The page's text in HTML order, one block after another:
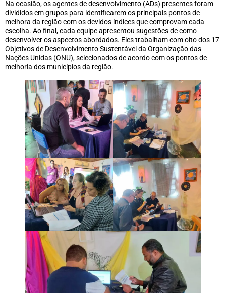
Na ocasião, os agentes de desenvolvimento (ADs) presentes foram
divididos em grupos para identificarem os principais pontos de
melhora da região com os devidos índices que comprovam cada
escolha. Ao final, cada equipe apresentou sugestões de como
desenvolver os aspectos abordados. Eles trabalham com oito dos 17
Objetivos de Desenvolvimento Sustentável da Organização das
Nações Unidas (ONU), selecionados de acordo com os pontos de
melhoria dos municípios da região.